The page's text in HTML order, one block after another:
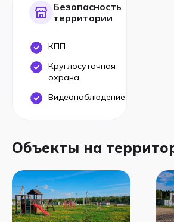
Безопасность
территории
КПП
Круглосуточная
охрана
Видеонаблюдение
Объекты на